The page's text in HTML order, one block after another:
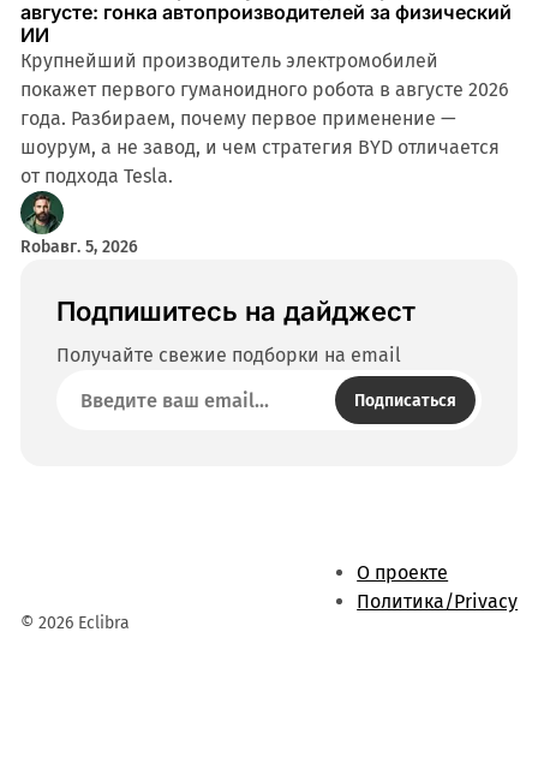
августе: гонка автопроизводителей за физический
ИИ
Крупнейший производитель электромобилей
покажет первого гуманоидного робота в августе 2026
года. Разбираем, почему первое применение —
шоурум, а не завод, и чем стратегия BYD отличается
от подхода Tesla.
Robавг. 5, 2026
Подпишитесь на дайджест
Получайте свежие подборки на email
Подписаться
© 2026 Eclibra
О проекте
Политика/Privacy